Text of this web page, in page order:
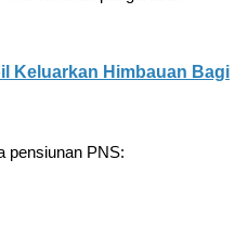
Keluarkan Himbauan Bagi
pensiunan PNS: